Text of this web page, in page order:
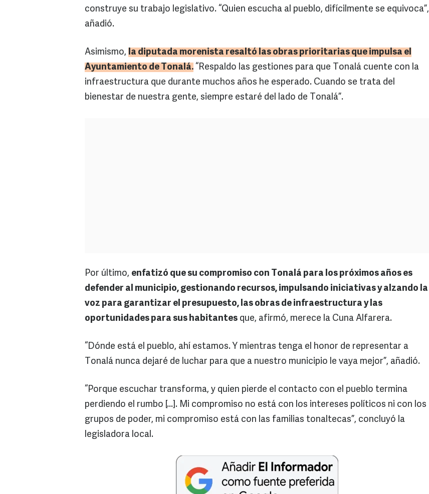
construye su trabajo legislativo. “Quien escucha al pueblo, difícilmente se equivoca”,
añadió.
Asimismo, la diputada morenista resaltó las obras prioritarias que impulsa el
Ayuntamiento de Tonalá. “Respaldo las gestiones para que Tonalá cuente con la
infraestructura que durante muchos años he esperado. Cuando se trata del
bienestar de nuestra gente, siempre estaré del lado de Tonalá”.
Por último, enfatizó que su compromiso con Tonalá para los próximos años es
defender al municipio, gestionando recursos, impulsando iniciativas y alzando la
voz para garantizar el presupuesto, las obras de infraestructura y las
oportunidades para sus habitantes que, afirmó, merece la Cuna Alfarera.
“Dónde está el pueblo, ahí estamos. Y mientras tenga el honor de representar a
Tonalá nunca dejaré de luchar para que a nuestro municipio le vaya mejor”, añadió.
“Porque escuchar transforma, y quien pierde el contacto con el pueblo termina
perdiendo el rumbo [...]. Mi compromiso no está con los intereses políticos ni con los
grupos de poder, mi compromiso está con las familias tonaltecas”, concluyó la
legisladora local.